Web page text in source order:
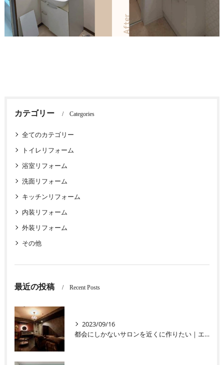
カテゴリー Categories
全てのカテゴリー
トイレリフォーム
浴室リフォーム
洗面リフォーム
キッチンリフォーム
内装リフォーム
外装リフォーム
その他
最近の投稿 Recent Posts
2023/09/16
都会にしかないサロンを近くに作りたい｜エレガントなサロンリフォーム